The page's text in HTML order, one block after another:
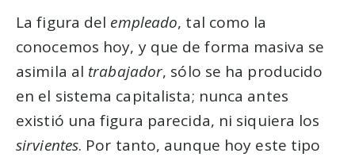
La figura del empleado, tal como la
conocemos hoy, y que de forma masiva se
asimila al trabajador, sólo se ha producido
en el sistema capitalista; nunca antes
existió una figura parecida, ni siquiera los
sirvientes. Por tanto, aunque hoy este tipo